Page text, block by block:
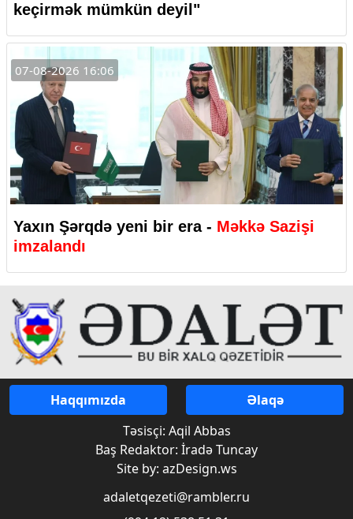
keçirmək mümkün deyil"
07-08-2026 16:06
Yaxın Şərqdə yeni bir era - Məkkə Sazişi
imzalandı
Haqqımızda
Əlaqə
Təsisçi: Aqil Abbas
Baş Redaktor: İradə Tuncay
Site by: azDesign.ws
adaletqezeti@rambler.ru